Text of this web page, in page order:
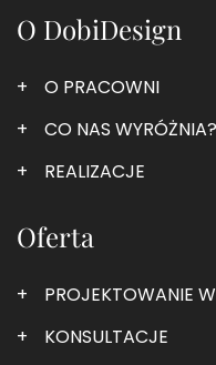
O DobiDesign
O PRACOWNI
CO NAS WYRÓŻNIA?
REALIZACJE
Oferta
PROJEKTOWANIE
KONSULTACJE